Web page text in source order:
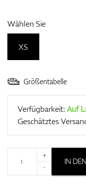
Wählen Sie
XS
Größentabelle
Verfügbarkeit:Auf
Geschätztes
+
-
IN